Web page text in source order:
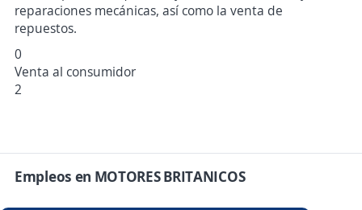
reparaciones mecánicas, así como la venta de
repuestos.
0
Venta al consumidor
2
Empleos en MOTORES BRITANICOS